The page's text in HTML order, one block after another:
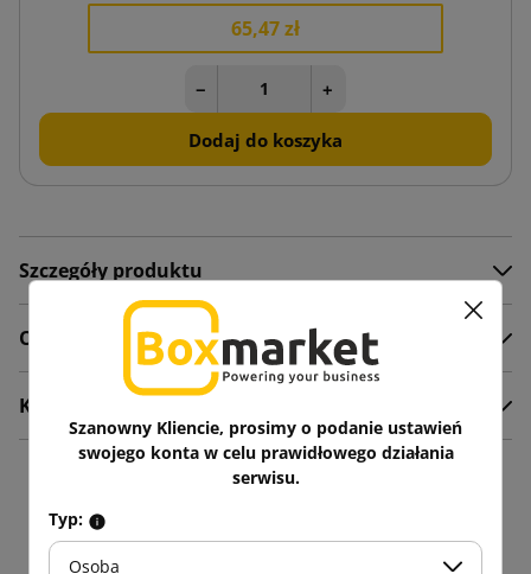
65,47 zł
− +
Dodaj do koszyka
Szczegóły produktu
Opis
Komentarze
16 innych produktów w
tej samej kategorii:
Szanowny Kliencie, prosimy o podanie ustawień
swojego konta w celu prawidłowego działania
serwisu.
Typ:
Osoba